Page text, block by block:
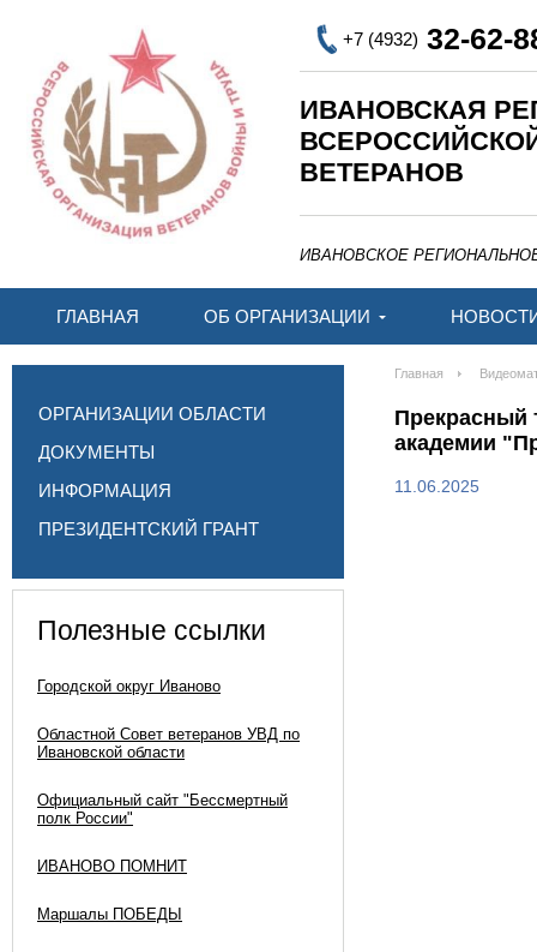
+7 (4932) 32-62-
ИВАНОВСКАЯ
ВЕТЕРАНОВ
ИВАНОВСКОЕ
ГЛАВНАЯ ОБ ОРГАНИЗАЦИИ
ОРГАНИЗАЦИИ ОБЛАСТИ
ДОКУМЕНТЫ
ИНФОРМАЦИЯ
ПРЕЗИДЕНТСКИЙ ГРАНТ
Полезные ссылки
Городской округ Иваново
Областной Совет ветеранов УВД по
Ивановской области
Официальный сайт "Бессмертный
полк России"
ИВАНОВО ПОМНИТ
Маршалы ПОБЕДЫ
Главная
Прекрасный
академии
11.06.2025